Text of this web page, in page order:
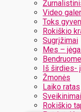
Video
Toks
Rokiškio
Sugrįžimai
Mes –
Iš širdies-
Žmonės
Laiko ratas
Sveikinimai
Rokiškio